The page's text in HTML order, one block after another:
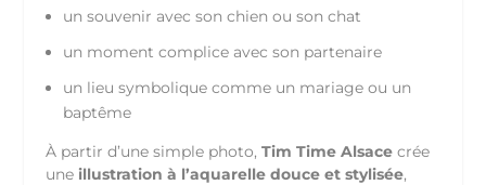
un souvenir avec son chien ou son chat
un moment complice avec son partenaire
un lieu symbolique comme un mariage ou un
baptême
À partir d’une simple photo,Tim Time Alsace crée
une illustration à l’aquarelle douce et stylisée,